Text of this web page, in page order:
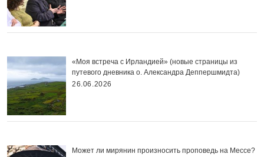
«Моя встреча с Ирландией» (новые страницы из
путевого дневника о. Александра Деппершмидта)
26.06.2026
Может ли мирянин произносить проповедь на Мессе?